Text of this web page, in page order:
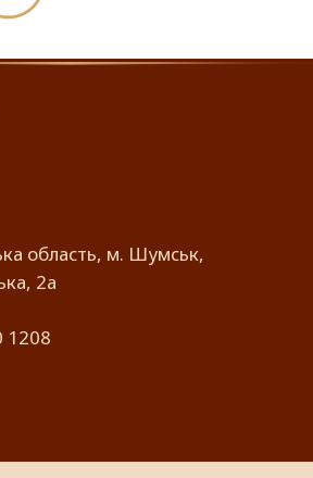
область, м. Шумськ,
2а
1208